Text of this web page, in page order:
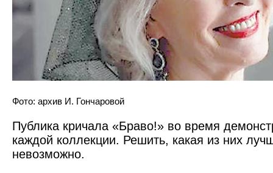
Фото: архив И. Гончаровой
Публика кричала «Браво!» во время
каждой коллекции. Решить, какая из них
невозможно.